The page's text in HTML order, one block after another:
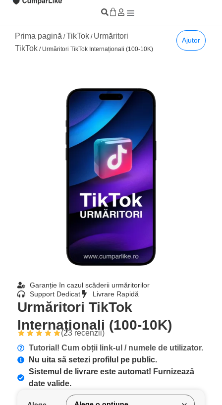
Prima pagină /TikTok / Urmăritori
TikTok / Urmăritori TikTok Internaționali (100-10K)
Ajutor
Urmăritori TikTok
Internaționali (100-10K)
(23 recenzii)
Garanție în cazul scăderii urmăritorilor
Support Dedicat
Livrare Rapidă
Tutorial! Cum obții link-ul / numele de utilizator.
Nu uita să setezi profilul pe public.
Sistemul de livrare este automat! Furnizează
date valide.